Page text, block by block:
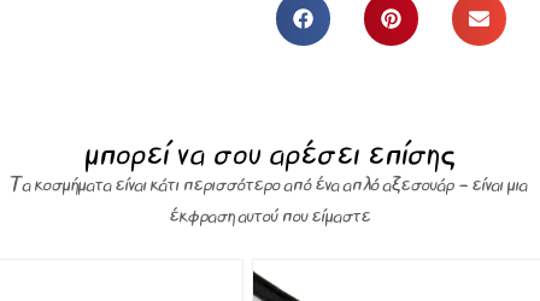
μπορεί να σου αρέσει επίσης
Τα κοσμήματα είναι κάτι περισσότερο από ένα απλό αξεσουάρ – είναι μια
έκφραση αυτού που είμαστε